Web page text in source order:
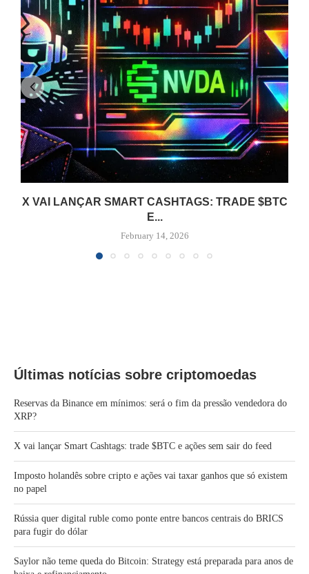
X VAI LANÇAR SMART CASHTAGS: TRADE $BTC
E...
February 14, 2026
Últimas notícias sobre criptomoedas
Reservas da Binance em mínimos: será o fim da pressão vendedora do
XRP?
X vai lançar Smart Cashtags: trade $BTC e ações sem sair do feed
Imposto holandês sobre cripto e ações vai taxar ganhos que só existem
no papel
Rússia quer digital ruble como ponte entre bancos centrais do BRICS
para fugir do dólar
Saylor não teme queda do Bitcoin: Strategy está preparada para anos de